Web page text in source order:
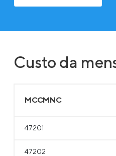
Custo da
MCCMNC
47201
47202